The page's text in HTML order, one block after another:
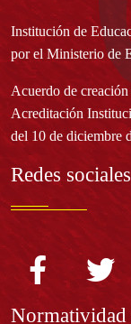
Institución de
por el Ministerio de
Acuerdo de
Acreditación
del 10 de diciembre
Redes sociales
Normatividad